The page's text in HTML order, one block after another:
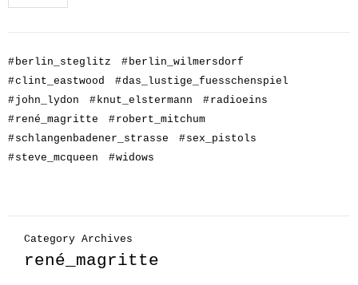
#berlin_steglitz #berlin_wilmersdorf
#clint_eastwood #das_lustige_fuesschenspiel
#john_lydon #knut_elstermann #radioeins
#rené_magritte #robert_mitchum
#schlangenbadener_strasse #sex_pistols
#steve_mcqueen #widows
Category Archives
rené_magritte